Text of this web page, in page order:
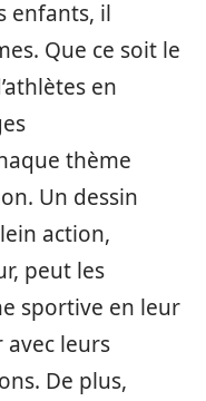
enfants, il
Que ce soit le
en
thème
Un dessin
action,
peut les
sportive en leur
avec leurs
De plus,